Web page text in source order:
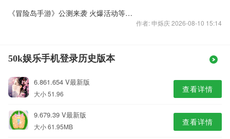
《冒险岛手游》公测来袭 火爆活动等你参与
作者: 申烁庆 2026-08-10 15:14
50k娱乐手机登录历史版本
6.861.654 V最新版
大小 51.96 查看详情
9.679.39 V最新版
大小 61.95MB 查看详情